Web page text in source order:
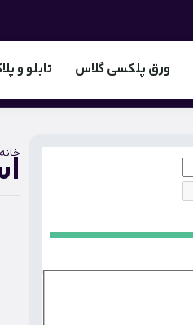
ورق پلکسی گلاس تابلو و
خانه